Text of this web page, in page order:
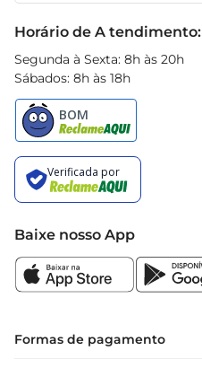
Horário de A tendimento:
Segunda à Sexta: 8h às 20h
Sábados: 8h às 18h
Baixe nosso App
Formas de pagamento